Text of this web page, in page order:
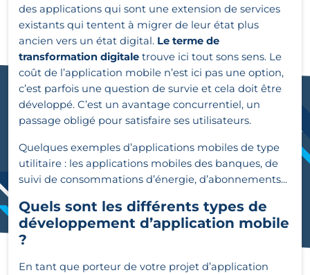
des applications qui sont une extension de services
existants qui tentent à migrer de leur état plus
ancien vers un état digital. Le terme de
transformation digitale trouve ici tout sons sens. Le
coût de l’application mobile n’est ici pas une option,
c’est parfois une question de survie et cela doit être
développé. C’est un avantage concurrentiel, un
passage obligé pour satisfaire ses utilisateurs.
Quelques exemples d’applications mobiles de type
utilitaire : les applications mobiles des banques, de
suivi de consommations d’énergie, d’abonnements...
Quels sont les différents types de
développement d’application mobile
?
En tant que porteur de votre projet d’application